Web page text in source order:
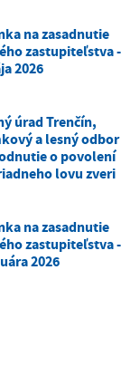
na zasadnutie
zastupiteľstva -
2026
úrad Trenčín,
a lesný odbor
o povolení
lovu zveri
na zasadnutie
zastupiteľstva -
2026